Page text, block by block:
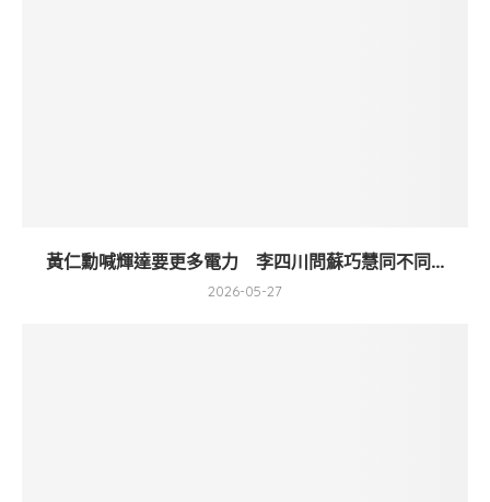
黃仁勳喊輝達要更多電力 李四川問蘇巧慧同不同...
2026-05-27